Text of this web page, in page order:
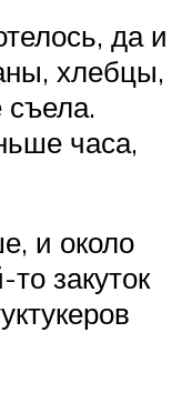
да и
хлебцы,
съела.
часа,
и около
закуток